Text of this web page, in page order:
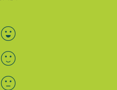
Bewertung auswählen